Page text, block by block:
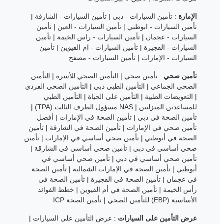
الإمارة :تأمين السيارات - دبي |تأمين السيارات - الشارقة |
تأمين السيارات - ابوظبي |تأمين السيارات - العين |تأمين
السيارات - عجمان |تأمين السيارات - راس الخيمة |تأمين
السيارات - الفجيرة |تأمين السيارات - ام القيوين |تأمين
السيارات - الإمارات |تأمين السيارات - مصفح
تأمين صحي :تأمين صحي | التأمين الصحي للأسرة | التأمين
الصحي الجماعي | التأمين الطبي دبي | التأمين الصحي الفردي
| التعويضات الطبية | التأمين على الحياة | التأمين الطبي
للمساعدين المنزليين |NAS مسؤول الطرف الثالث (TPA)
|
تأمين الصحة في دبي |تأمين الصحة في الإمارات | أفضل
تأمين صحي في الإمارات |تأمين الصحة في الشارقة |تأمين
الصحة في أبوظبي |تأمين صحي أساسي في الإمارات |تأمين
صحي أساسي في دبي |تأمين صحي أساسي في الشارقة |
تأمين صحي أساسي في دبي |تأمين صحي أساسي في
أبوظبي |تأمين الصحة في الإمارات الشمالية |تأمين الصحة
في عجمان |تأمين الصحة في الفجيرة |تأمين الصحة في
رأس الخيمة |تأمين الصحة في أم القيوين | خطط الفوائد
الأساسية (EBP) للتأمين الصحي
|تأمين الصحة ICP
عرض التأمين على السيارات : عرض التأمين على السيارات |